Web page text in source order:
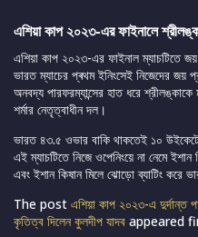
এশিয়া কাপ ২০২৩-এর ফাইনালে
এশিয়া কাপ ২০২৩-এর ফাইনাল ম্যাচটিতে
ভারত ম্যাচের প্ৰথম ইনিংসেই নিজেদের জয়
অনবদ্য পারফরম্যান্সের হাত ধরে
শর্মার নেতৃত্বাধীন দল।
ভারত ৪৩.৫ ওভার বাকি থাকতেই ১০ উইকেটে
এই ম্যাচটিতে নিজে ওপেনিংয়ে না নেমে
এবং ইশান কিষান মিলে ঝোড়ো ব্যাটিং করে
The post এশিয়া কাপ ২০২৩-এ দুর্দান্ত
কৃতিত্ব দিলেন কুলদীপ যাদব appeared